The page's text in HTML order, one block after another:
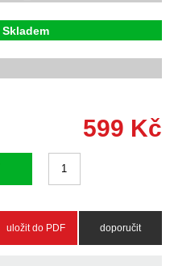
Skladem
599 Kč
uložit do PDF doporučit